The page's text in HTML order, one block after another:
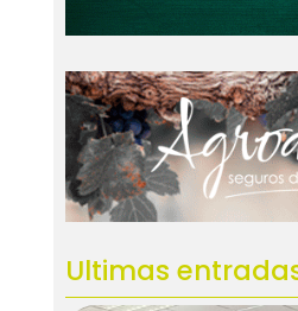
Ultimas